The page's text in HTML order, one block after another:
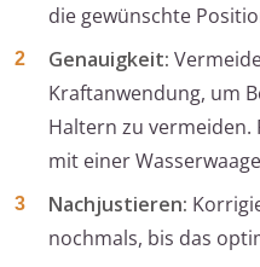
die gewünschte
Genauigkeit:
Kraftanwendung, um
Haltern zu vermeiden.
mit einer
Nachjustieren:
nochmals, bis das